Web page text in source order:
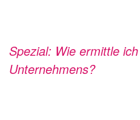
Spezial: Wie ermittle
Unternehmens?